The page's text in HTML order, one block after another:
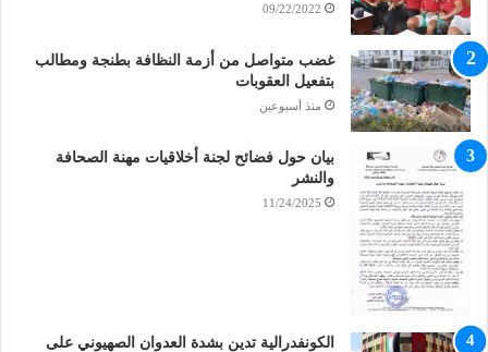
09/22/2022
غضب متواصل من أزمة النظافة بطنجة ومطالب
بتفعيل العقوبات
منذ أسبوعين
بيان حول فضائح لجنة أخلاقيات مهنة الصحافة
والنشر
11/24/2025
الكونفدرالية تدين بشدة العدوان الصهيوني على